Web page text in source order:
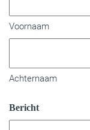
Voornaam
Achternaam
Bericht